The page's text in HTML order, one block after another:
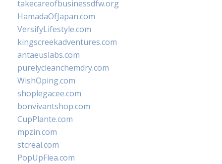
takecareofbusinessdfw.org
HamadaOfJapan.com
VersifyLifestyle.com
kingscreekadventures.com
antaeuslabs.com
purelycleanchemdry.com
WishOping.com
shoplegacee.com
bonvivantshop.com
CupPlante.com
mpzin.com
stcreal.com
PopUpFlea.com